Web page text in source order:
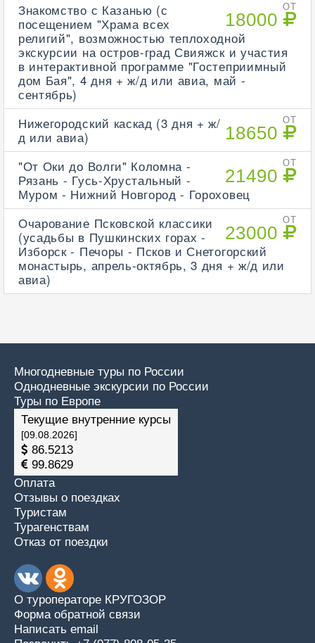
ОТ
18000
Знакомство с Казанью (с
посещением "Храма всех
религий", возможностью теплоходной
экскурсии на остров-град Свияжск и участия
в интерактивной программе "Гостеприимный
дом Бая", 4 дня + ж/д или авиа, май -
сентябрь)
ОТ
18650
Нижегородский каскад (3 дня + ж/
д или авиа)
ОТ
21490
"От Оки до Волги" Коломна -
Рязань - Гусь-Хрустальный -
Муром - Нижний Новгород - Гороховец
ОТ
23000
Очарование Псковской классики
(усадьбы в Пушкинских горах -
Изборск - Печоры - Псков и Снетогорский
монастырь, апрель-октябрь, 3 дня + ж/д или
авиа)
Многодневные туры по России
Однодневные экскурсии по России
Туры по Европе
Текущие внутренние курсы
[09.08.2026]
86.5213
99.8629
Оплата
Отзывы о поездках
Туристам
Турагенствам
Отказ от поездки
О туроператоре КРУГОЗОР
Форма обратной связи
Написать email